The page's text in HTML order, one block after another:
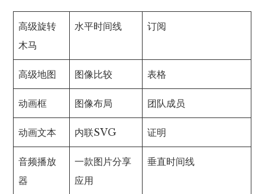
高级旋转
木马
水平时间线 订阅
高级地图 图像比较 表格
动画框 图像布局 团队成员
动画文本 内联SVG 证明
音频播放
器
一款图片分享
应用
垂直时间线